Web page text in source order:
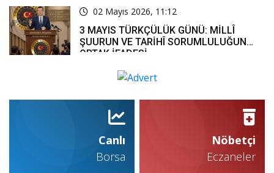
02 Mayıs 2026, 11:12
3 MAYIS TÜRKÇÜLÜK GÜNÜ: MİLLÎ
ŞUURUN VE TARİHÎ SORUMLULUĞUN
ORTAK İFADESİ
Canlı
Borsa
Nöbetçi
Eczaneler